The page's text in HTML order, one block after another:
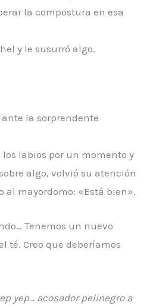
la compostura en esa
y le susurró algo.
la sorprendente
los labios por un momento y
algo, volvió su atención
al mayordomo: «Está bien».
Tenemos un nuevo
té. Creo que deberíamos
yep… acosador pelinegro a